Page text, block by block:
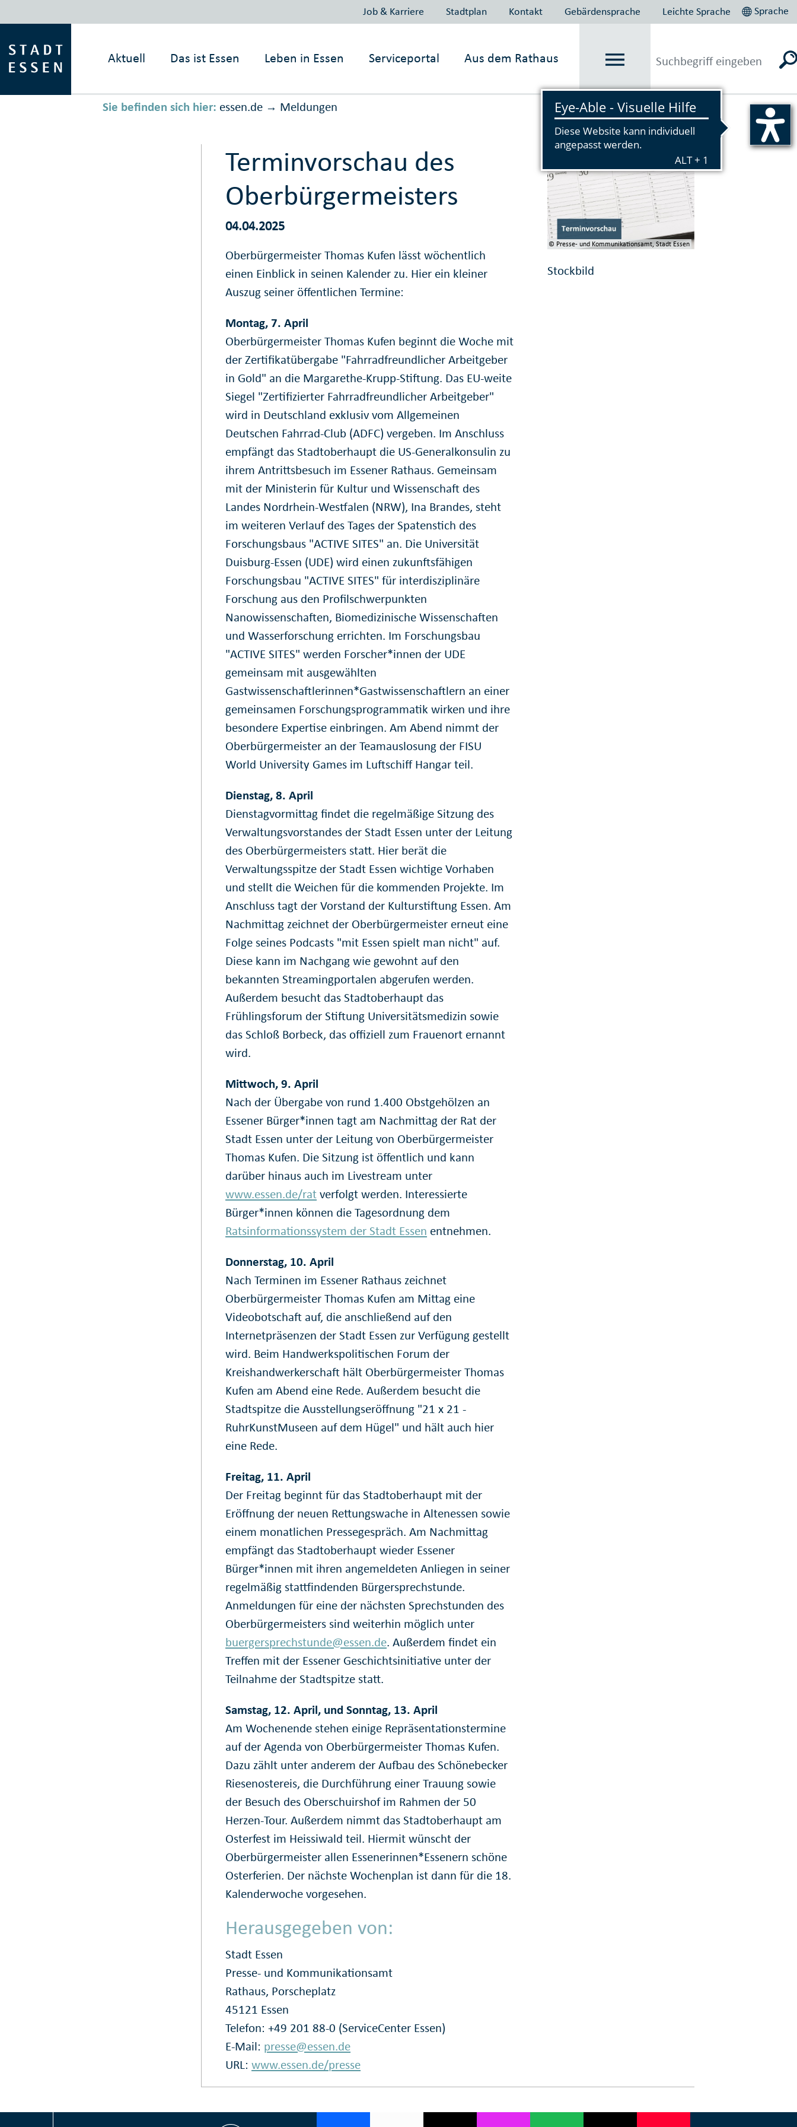
Job & Karriere Stadtplan Kontakt Gebärdensprache Leichte Sprache Sprache
Aktuell Das ist Essen Leben in Essen Serviceportal Aus dem Rathaus
Sie befinden sich hier: essen.de → Meldungen Vorlesen
Terminvorschau des
Oberbürgermeisters
04.04.2025
Oberbürgermeister Thomas Kufen lässt wöchentlich
einen Einblick in seinen Kalender zu. Hier ein kleiner
Auszug seiner öffentlichen Termine:
Montag, 7. April
Oberbürgermeister Thomas Kufen beginnt die Woche mit
der Zertifikatübergabe "Fahrradfreundlicher Arbeitgeber
in Gold" an die Margarethe-Krupp-Stiftung. Das EU-weite
Siegel "Zertifizierter Fahrradfreundlicher Arbeitgeber"
wird in Deutschland exklusiv vom Allgemeinen
Deutschen Fahrrad-Club (ADFC) vergeben. Im Anschluss
empfängt das Stadtoberhaupt die US-Generalkonsulin zu
ihrem Antrittsbesuch im Essener Rathaus. Gemeinsam
mit der Ministerin für Kultur und Wissenschaft des
Landes Nordrhein-Westfalen (NRW), Ina Brandes, steht
im weiteren Verlauf des Tages der Spatenstich des
Forschungsbaus "ACTIVE SITES" an. Die Universität
Duisburg-Essen (UDE) wird einen zukunftsfähigen
Forschungsbau "ACTIVE SITES" für interdisziplinäre
Forschung aus den Profilschwerpunkten
Nanowissenschaften, Biomedizinische Wissenschaften
und Wasserforschung errichten. Im Forschungsbau
"ACTIVE SITES" werden Forscher*innen der UDE
gemeinsam mit ausgewählten
Gastwissenschaftlerinnen*Gastwissenschaftlern an einer
gemeinsamen Forschungsprogrammatik wirken und ihre
besondere Expertise einbringen. Am Abend nimmt der
Oberbürgermeister an der Teamauslosung der FISU
World University Games im Luftschiff Hangar teil.
Dienstag, 8. April
Dienstagvormittag findet die regelmäßige Sitzung des
Verwaltungsvorstandes der Stadt Essen unter der Leitung
des Oberbürgermeisters statt. Hier berät die
Verwaltungsspitze der Stadt Essen wichtige Vorhaben
und stellt die Weichen für die kommenden Projekte. Im
Anschluss tagt der Vorstand der Kulturstiftung Essen. Am
Nachmittag zeichnet der Oberbürgermeister erneut eine
Folge seines Podcasts "mit Essen spielt man nicht" auf.
Diese kann im Nachgang wie gewohnt auf den
bekannten Streamingportalen abgerufen werden.
Außerdem besucht das Stadtoberhaupt das
Frühlingsforum der Stiftung Universitätsmedizin sowie
das Schloß Borbeck, das offiziell zum Frauenort ernannt
wird.
Mittwoch, 9. April
Nach der Übergabe von rund 1.400 Obstgehölzen an
Essener Bürger*innen tagt am Nachmittag der Rat der
Stadt Essen unter der Leitung von Oberbürgermeister
Thomas Kufen. Die Sitzung ist öffentlich und kann
darüber hinaus auch im Livestream unter
www.essen.de/ratverfolgt werden. Interessierte
Bürger*innen können die Tagesordnung dem
Ratsinformationssystem der Stadt Essen entnehmen.
Donnerstag, 10. April
Nach Terminen im Essener Rathaus zeichnet
Oberbürgermeister Thomas Kufen am Mittag eine
Videobotschaft auf, die anschließend auf den
Internetpräsenzen der Stadt Essen zur Verfügung gestellt
wird. Beim Handwerkspolitischen Forum der
Kreishandwerkerschaft hält Oberbürgermeister Thomas
Kufen am Abend eine Rede. Außerdem besucht die
Stadtspitze die Ausstellungseröffnung "21 x 21 -
RuhrKunstMuseen auf dem Hügel" und hält auch hier
eine Rede.
Freitag, 11. April
Der Freitag beginnt für das Stadtoberhaupt mit der
Eröffnung der neuen Rettungswache in Altenessen sowie
einem monatlichen Pressegespräch. Am Nachmittag
empfängt das Stadtoberhaupt wieder Essener
Bürger*innen mit ihren angemeldeten Anliegen in seiner
regelmäßig stattfindenden Bürgersprechstunde.
Anmeldungen für eine der nächsten Sprechstunden des
Oberbürgermeisters sind weiterhin möglich unter
buergersprechstunde@essen.de. Außerdem findet ein
Treffen mit der Essener Geschichtsinitiative unter der
Teilnahme der Stadtspitze statt.
Samstag, 12. April, und Sonntag, 13. April
Am Wochenende stehen einige Repräsentationstermine
auf der Agenda von Oberbürgermeister Thomas Kufen.
Dazu zählt unter anderem der Aufbau des Schönebecker
Riesenostereis, die Durchführung einer Trauung sowie
der Besuch des Oberschuirshof im Rahmen der 50
Herzen-Tour. Außerdem nimmt das Stadtoberhaupt am
Osterfest im Heissiwald teil. Hiermit wünscht der
Oberbürgermeister allen Essenerinnen*Essenern schöne
Osterferien. Der nächste Wochenplan ist dann für die 18.
Kalenderwoche vorgesehen.
Herausgegeben von:
Stadt Essen
Presse- und Kommunikationsamt
Rathaus, Porscheplatz
45121 Essen
Telefon: +49 201 88-0 (ServiceCenter Essen)
E-Mail: presse@essen.de
URL:www.essen.de/presse
© Presse- und Kommunikationsamt, Stadt Essen
Stockbild